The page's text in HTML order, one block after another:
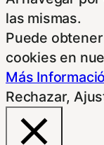
las mismas.
Puede
cookies en
Más
Rechazar,